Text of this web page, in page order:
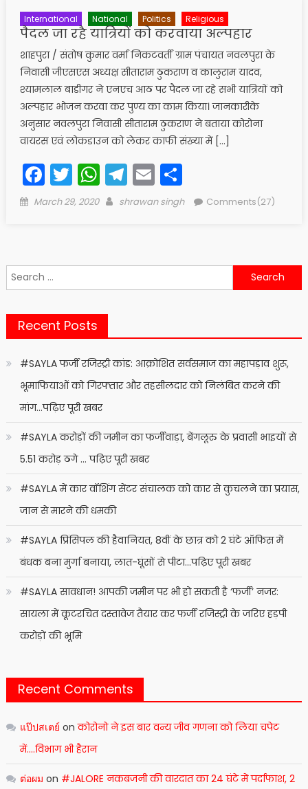
International National Politics Religious
पैदल जा रहै यात्रियों को करवाया अल्पहार
शाहपुरा / संतोष कुमार वर्मा निकटवर्ती ग्राम पंचायत नवलपुरा के
निवासी जीएसएस अध्यक्ष सीताराम ठुकराण व कालुराम यादव,
श्यामलाल बाडीगर ने एनएच आठ पर पैदल जा रहे सभी यात्रियों को
अल्पहार भोजन करवा कर पुण्य का काम किया। जानकारीके
अनुसार नवलपुरा निवासी सीताराम ठुकराण ने बताया कोरोना
वायरस एवं लोकडाउन को लेकर काफी संख्या में […]
Facebook
Twitter
WhatsApp
Telegram
EmailShare
Posted
March 29, 2020 Author
shrawan singh Comments(27)
Search
for:
Recent Posts
#SAYLA फर्जी रजिस्ट्री कांड: आक्रोशित सर्वसमाज का महापड़ाव शुरू,
भूमाफियाओं को गिरफ्तार और तहसीलदार को निलंबित करने की
मांग…पढ़िए पूरी खबर
#SAYLA करोड़ों की जमीन का फर्जीवाड़ा, बेंगलूरु के प्रवासी भाइयों से
5.51 करोड़ ठगे … पढ़िए पूरी खबर
#SAYLA में कार वॉशिंग सेंटर संचालक को कार से कुचलने का प्रयास,
जान से मारने की धमकी
#SAYLA प्रिंसिपल की हैवानियत, 8वीं के छात्र को 2 घंटे ऑफिस में
बंधक बना मुर्गा बनाया, लात-घूंसों से पीटा…पढ़िए पूरी खबर
#SAYLA सावधान! आपकी जमीन पर भी हो सकती है ‘फर्जी’ नजर:
सायला में कूटरचित दस्तावेज तैयार कर फर्जी रजिस्ट्री के जरिए हड़पी
करोड़ों की भूमि
Recent Comments
แป๊ปสเตย์ onकोरोनो ने इस बार वन्य जीव गणना को लिया चपेट
में….विभाग भी हैरान
ต่อผม on #JALORE नकबजनी की वारदात का 24 घंटे में पर्दाफाश, 2